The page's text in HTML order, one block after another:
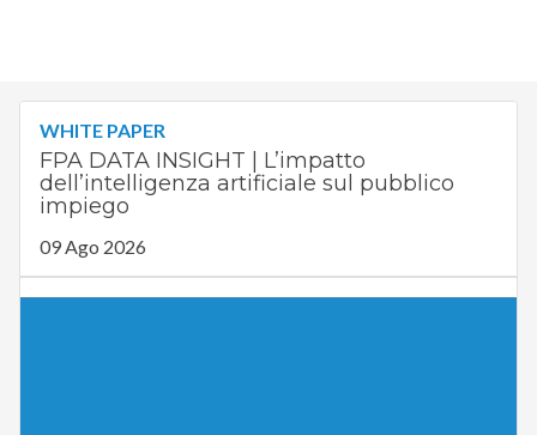
WHITE PAPER
FPA DATA INSIGHT | L’impatto
dell’intelligenza artificiale sul pubblico
impiego
09 Ago 2026